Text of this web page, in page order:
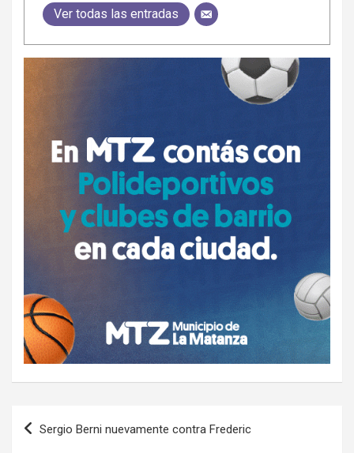
Ver todas las entradas
Navegación
Sergio Berni nuevamente contra Frederic